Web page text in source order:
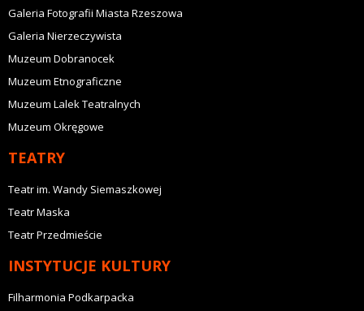
Galeria Fotografii Miasta Rzeszowa
Galeria Nierzeczywista
Muzeum Dobranocek
Muzeum Etnograficzne
Muzeum Lalek Teatralnych
Muzeum Okręgowe
TEATRY
Teatr im. Wandy Siemaszkowej
Teatr Maska
Teatr Przedmieście
INSTYTUCJE KULTURY
Filharmonia Podkarpacka